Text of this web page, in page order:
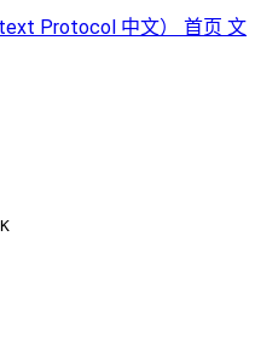
Protocol 中文） 首页 文